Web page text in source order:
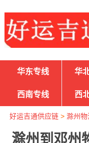
华东专线 华
西南专线 西
好运吉通供应链> 滁州物
滁州到邓州